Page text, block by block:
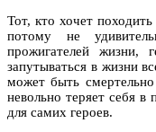
Тот, кто хочет
потому не
прожигателей жизни,
запутываться в жизни
может быть
невольно теряет себя
для самих героев.